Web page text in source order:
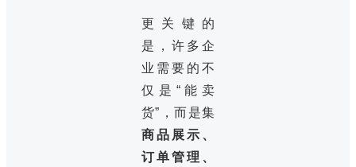
更关键的
是，许多企
业需要的不
仅是“能卖
货”，而是集
商品展示、
订单管理、